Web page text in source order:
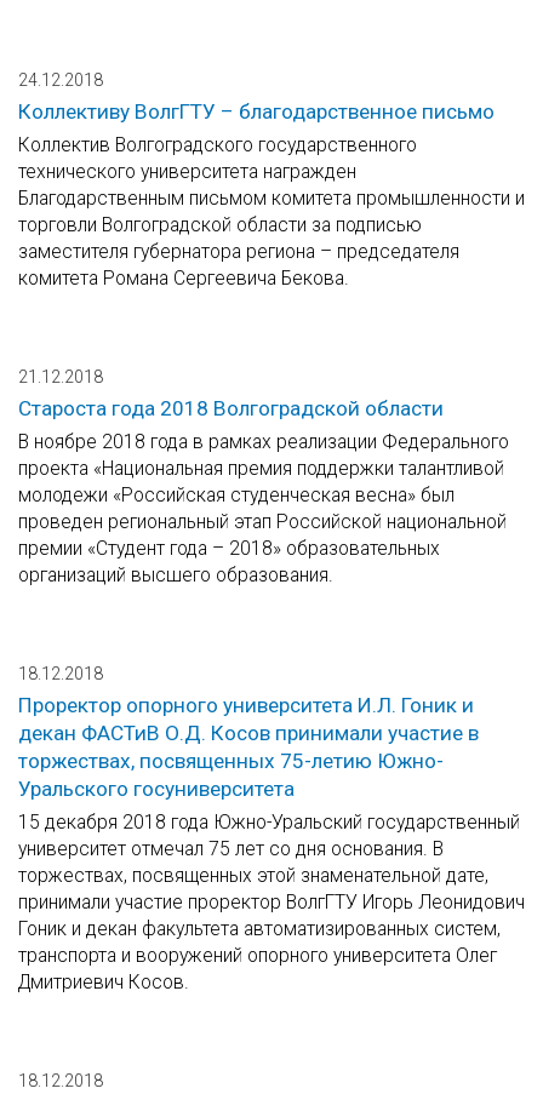
24.12.2018
Коллективу ВолгГТУ – благодарственное письмо
Коллектив Волгоградского государственного
технического университета награжден
Благодарственным письмом комитета промышленности и
торговли Волгоградской области за подписью
заместителя губернатора региона – председателя
комитета Романа Сергеевича Бекова.
21.12.2018
Староста года 2018 Волгоградской области
В ноябре 2018 года в рамках реализации Федерального
проекта «Национальная премия поддержки талантливой
молодежи «Российская студенческая весна» был
проведен региональный этап Российской национальной
премии «Студент года – 2018» образовательных
организаций высшего образования.
18.12.2018
Проректор опорного университета И.Л. Гоник и
декан ФАСТиВ О.Д. Косов принимали участие в
торжествах, посвященных 75-летию Южно-
Уральского госуниверситета
15 декабря 2018 года Южно-Уральский государственный
университет отмечал 75 лет со дня основания. В
торжествах, посвященных этой знаменательной дате,
принимали участие проректор ВолгГТУ Игорь Леонидович
Гоник и декан факультета автоматизированных систем,
транспорта и вооружений опорного университета Олег
Дмитриевич Косов.
18.12.2018